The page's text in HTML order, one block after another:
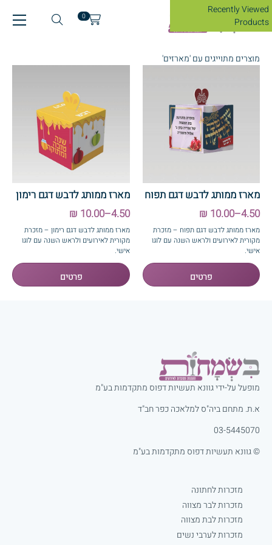
Recently Viewed
Products
0
מוצרים מתוייגים עם 'מארזים'
מארז ממותג לדבש דגם תפוח
4.50–10.00 ₪
מארז ממותג לדבש דגם תפוח – מזכרת
מקורית לאירועים ולראש השנה עם לוגו
אישי.
מארז ממותג לדבש דגם רימון
4.50–10.00 ₪
מארז ממותג לדבש דגם רימון – מזכרת
מקורית לאירועים ולראש השנה עם לוגו
אישי.
מופעל על-ידי גוונא תעשיות דפוס מתקדמות בע"מ
א.ת. מתחם ביה"ס למלאכה כפר חב"ד
03-5445070
© גוונא תעשיות דפוס מתקדמות בע"מ
מזכרות לחתונה
מזכרות לבר מצווה
מזכרות לבת מצווה
מזכרות לערבי נשים